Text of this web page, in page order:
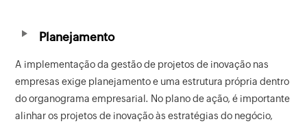
Planejamento
A implementação da gestão de projetos de inovação nas
empresas exige planejamento e uma estrutura própria dentro
do organograma empresarial. No plano de ação, é importante
alinhar os projetos de inovação às estratégias do negócio,